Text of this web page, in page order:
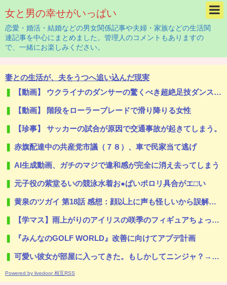
女と男の幸せがいっぱい
恋愛・婚活・結婚などの男女関係記事や夫婦・家族などの生活関
連記事を中心にまとめました。管理人のコメントもありますの
で、一緒にお楽しみください。
妻との生活が、夫をうつへ追い込んだ現実
【動画】 ウクライナのダンサーの驚くべき超絶足技ダンスが凄すぎるｗ！！
【動画】 階段をローラーブレードで滑り降りる女性
【珍事】 サッカーの試合が原因で交通事故が起きてしまう。
赤旗配達中の共産党市議（７８）、車で民家当て逃げ
AI生成動画、ガチのマジで違和感が完全に消え去ってしまう
元子役の紫堂るいの競泳水着お●ぱいポロリ具合がエ□い
黄泉のツガイ 第18話 感想：顔以上に声も怪しいから誤解されがちなアスマさん！
【学マス】雨上がりのアイリスの咲季のフィギュアちょっとドスケベじゃない？
『みんなのGOLF WORLD』改善に向けてアプデ計画
可愛い彼女が部屋に入ってきた。もしかしてニンジャ？→スタイリッシュな動きはこちらです…
Powered by livedoor 相互RSS